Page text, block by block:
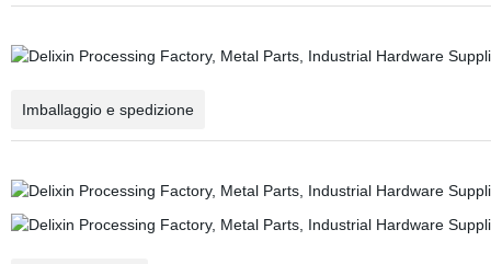
Imballaggio e spedizione